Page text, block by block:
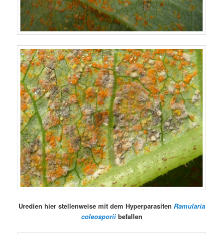
Uredien hier stellenweise mit dem Hyperparasiten Ramularia
coleosporiibefallen